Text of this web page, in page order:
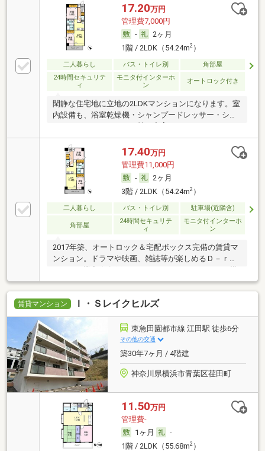
17.20万円
管理費7,000円
-
2ヶ月
1階 / 2LDK（54.24m2）
二人暮らし バス・トイレ別
角部屋
24時間セキュリテ
ィ
モニタ付インターホ
ン
オートロック付き
閑静な住宅地に立地の2LDKマンションになります。室
内設備も、浴室乾燥機・シャンプードレッサー・シス
17.40万円
管理費11,000円
-
2ヶ月
3階 / 2LDK（54.24m2）
二人暮らし バス・トイレ別 駐車場(近隣含)
角部屋
24時間セキュリテ
ィ
モニタ付インターホ
ン
2017年築、オートロック＆宅配ボックス完備の賃貸マ
ンション。ドラマや映画、雑誌等が楽しめるＤ－ｒｏ
入済で安心です。
賃貸マンション Ｉ・Ｓレイクヒルズ
東急田園都市線 江田駅 徒歩6分
その他の交通
築30年7ヶ月 / 4階建
神奈川県横浜市青葉区荏田町
11.50万円
管理費-
1ヶ月
-
1階 / 2LDK（55.68m2）